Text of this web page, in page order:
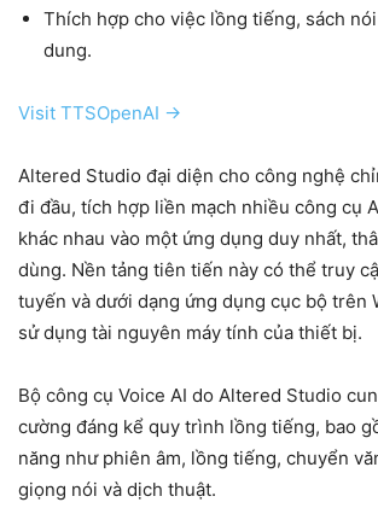
Thích hợp cho việc lồng tiếng, sách
dung.
Visit TTSOpenAI →
Altered Studio đại diện cho công nghệ
đi đầu, tích hợp liền mạch nhiều công cụ
khác nhau vào một ứng dụng duy nhất,
dùng. Nền tảng tiên tiến này có thể truy
tuyến và dưới dạng ứng dụng cục bộ trên
sử dụng tài nguyên máy tính của thiết bị.
Bộ công cụ Voice AI do Altered Studio
cường đáng kể quy trình lồng tiếng, bao
năng như phiên âm, lồng tiếng, chuyển
giọng nói và dịch thuật.